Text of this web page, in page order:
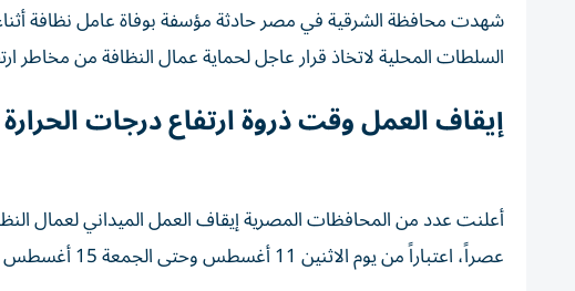
شهدت محافظة الشرقية في مصر حادثة مؤسفة بوفاة عامل نظافة
السلطات المحلية لاتخاذ قرار عاجل لحماية عمال النظافة من مخاطر
إيقاف العمل وقت ذروة ارتفاع درجات الحرارة
عصراً، اعتباراً من يوم الاثنين 11 أغسطس وحتى الجمعة 15 أغسطس 2025، حرصاً على سلامة العمال.